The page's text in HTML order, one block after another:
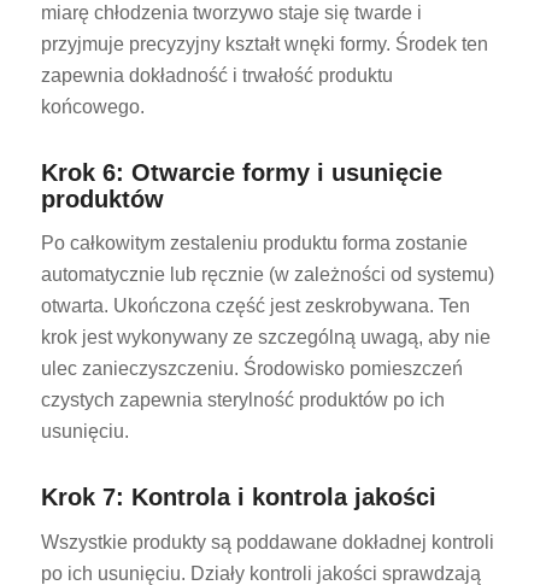
miarę chłodzenia tworzywo staje się twarde i
przyjmuje precyzyjny kształt wnęki formy. Środek ten
zapewnia dokładność i trwałość produktu
końcowego.
Krok 6: Otwarcie formy i usunięcie
produktów
Po całkowitym zestaleniu produktu forma zostanie
automatycznie lub ręcznie (w zależności od systemu)
otwarta. Ukończona część jest zeskrobywana. Ten
krok jest wykonywany ze szczególną uwagą, aby nie
ulec zanieczyszczeniu. Środowisko pomieszczeń
czystych zapewnia sterylność produktów po ich
usunięciu.
Krok 7: Kontrola i kontrola jakości
Wszystkie produkty są poddawane dokładnej kontroli
po ich usunięciu. Działy kontroli jakości sprawdzają